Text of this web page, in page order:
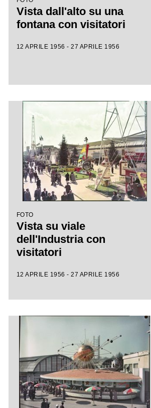
Vista dall'alto su una
fontana con visitatori
12 APRILE 1956 - 27 APRILE 1956
FOTO
Vista su viale
dell'Industria con
visitatori
12 APRILE 1956 - 27 APRILE 1956